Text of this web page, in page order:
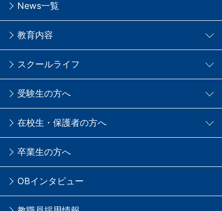
News一覧
教育内容
スクールライフ
受験生の方へ
在校生・保護者の方へ
卒業生の方へ
OBインタビュー